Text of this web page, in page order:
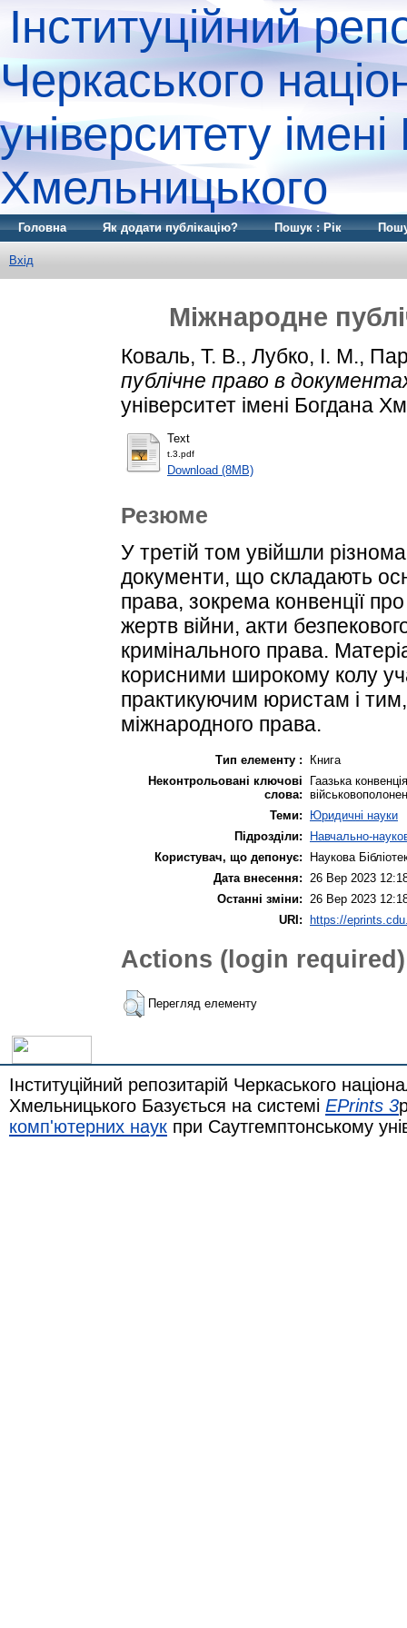
Інституційний
Черкаського
університету
Хмельницького
Головна Як додати публікацію? Пошук : Рік
Вхід
Міжнародне
Коваль, Т. В., Лубко, І. М.,
публічне право в
університет імені Богдана
Text
t.3.pdf
Download (8MB)
Резюме
У третій том увійшли
документи, що складають
права, зокрема конвенції
жертв війни, акти
кримінального права.
корисними широкому колу
практикуючим юристам і
міжнародного права.
Тип елементу :
Книга
Неконтрольовані ключові
слова:
Гаазька
Теми:
Юридичні науки
Підрозділи:
Навчально-
Користувач, що депонує:
Наукова
Дата внесення:
26 Вер 2023
Останні зміни:
26 Вер 2023
URI: https://
Actions (login required)
Перегляд елементу
Інституційний репозитарій Черкаського
Хмельницького Базується на системі EPrints 3
комп'ютерних наук при Саутгемптонському